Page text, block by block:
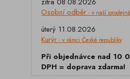
Osobní odběr - v naší prodejně
úterý 11.08.2026
Kurýr - v rámci České republiky
Při objednávce nad 10
DPH = doprava zdarma!